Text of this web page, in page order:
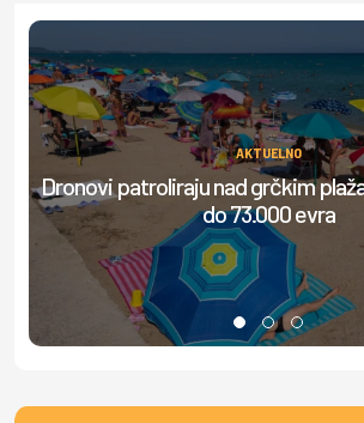
AKTUELNO
Dronovi patroliraju nad grčkim
do 73.000 evra